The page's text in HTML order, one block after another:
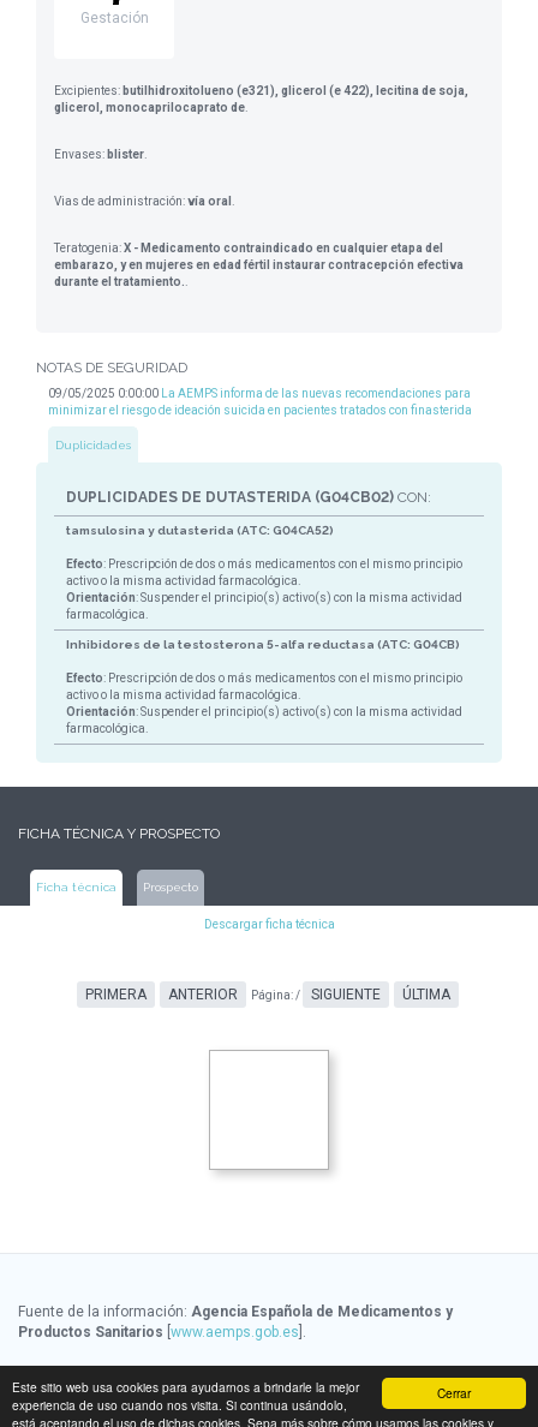
Cerrar
Este sitio web usa cookies para ayudarnos a brindarle la mejor
experiencia de uso cuando nos visita. Si continua usándolo,
está aceptando el uso de dichas cookies. Sepa más sobre cómo usamos las cookies y
Gestación
Excipientes: butilhidroxitolueno (e321), glicerol (e 422), lecitina de soja,
glicerol, monocaprilocaprato de
Envases: blister
Vias de administración:vía oral
Teratogenia:X - Medicamento contraindicado en cualquier etapa del
embarazo, y en mujeres en edad fértil instaurar contracepción efectiva
durante el tratamiento.
NOTAS DE SEGURIDAD
09/05/2025 0:00:00
La AEMPS informa de las nuevas recomendaciones para
minimizar el riesgo de ideación suicida en pacientes tratados con finasterida
Duplicidades
DUPLICIDADES DE DUTASTERIDA (G04CB02) CON:
tamsulosina y dutasterida (ATC: G04CA52)
Efecto: Prescripción de dos o más medicamentos con el mismo principio
activo o la misma actividad farmacológica.
Orientación: Suspender el principio(s) activo(s) con la misma actividad
farmacológica.
Inhibidores de la testosterona 5-alfa reductasa (ATC: G04CB)
Efecto: Prescripción de dos o más medicamentos con el mismo principio
activo o la misma actividad farmacológica.
Orientación: Suspender el principio(s) activo(s) con la misma actividad
farmacológica.
FICHA TÉCNICA Y PROSPECTO
Ficha técnica Prospecto
Descargar ficha técnica
PRIMERA ANTERIOR Página:/ SIGUIENTE ÚLTIMA
Fuente de la información: Agencia Española de Medicamentos y
Productos Sanitarios www.aemps.gob.es ].
Ministerio de Sanidad, Servicios
Sociales e Igualdad[ www.msssi.gob.es]